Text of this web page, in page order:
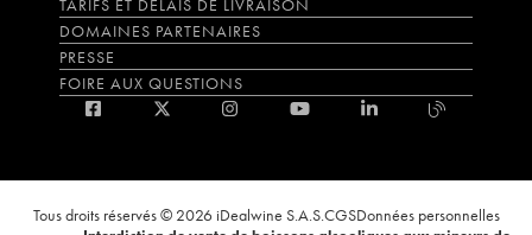
TARIFS ET DÉLAIS DE LIVRAISON
DOMAINES PARTENAIRES
PRESSE
FOIRE AUX QUESTIONS
Tous droits réservés © 2026 iDealwine S.A.S.CGSDonnées personnelles